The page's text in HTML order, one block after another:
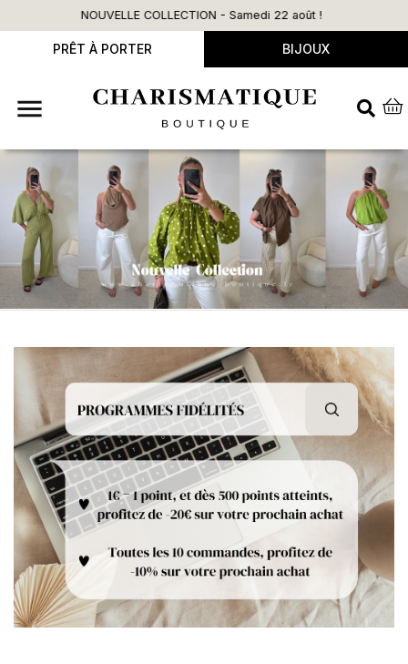
- Samedi 22 août ! Livraison offerte dès
PRÊT À PORTER BIJOUX
